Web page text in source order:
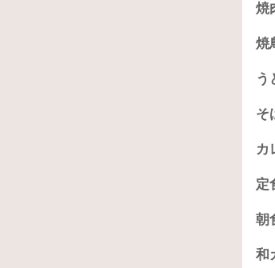
焼
焼
う
そ
カ
定
朝
和